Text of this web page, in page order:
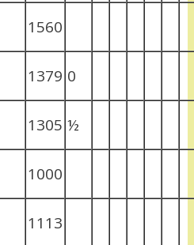
1560
1379 0
1305 ½
1000
1113